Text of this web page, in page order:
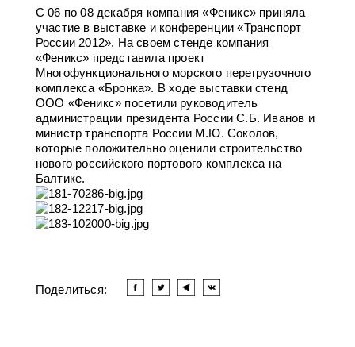
С 06 по 08 декабря компания «Феникс» приняла
участие в выставке и конференции «Транспорт
России 2012». На своем стенде компания
«Феникс» представила проект
Многофункционального морского перегрузочного
комплекса «Бронка». В ходе выставки стенд
ООО «Феникс» посетили руководитель
администрации президента России С.Б. Иванов и
министр транспорта России М.Ю. Соколов,
которые положительно оценили строительство
нового российского портового комплекса на
Балтике.
Поделиться: